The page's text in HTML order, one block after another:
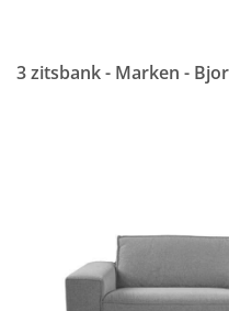
3 zitsbank - Marken -